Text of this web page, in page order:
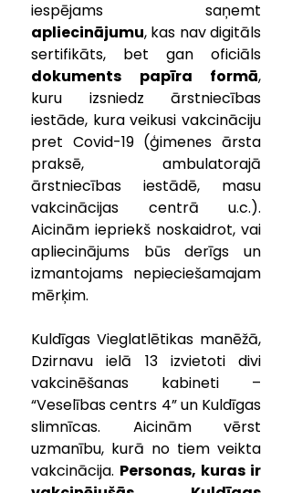
apliecinājumu, kas nav digitāls
dokuments papīra formā,
kuru izsniedz ārstniecības
iestāde, kura veikusi vakcināciju
pret Covid-19 (ģimenes ārsta
praksē, ambulatorajā
ārstniecības iestādē, masu
vakcinācijas centrā u.c.).
Aicinām iepriekš noskaidrot, vai
apliecinājums būs derīgs un
izmantojams nepieciešamajam
mērķim.
Kuldīgas Vieglatlētikas manēžā,
Dzirnavu ielā 13 izvietoti divi
vakcinēšanas kabineti –
“Veselības centrs 4” un Kuldīgas
slimnīcas. Aicinām vērst
uzmanību, kurā no tiem veikta
vakcinācija. Personas, kuras ir